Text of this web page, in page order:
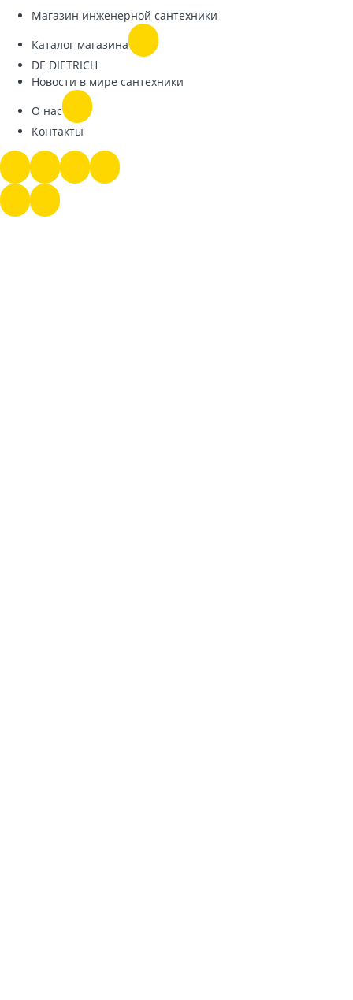
Магазин инженерной сантехники
Каталог магазина
DE DIETRICH
Новости в мире сантехники
О нас
Контакты